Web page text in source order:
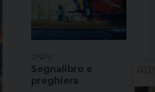
UNPV
Segnalibro e
preghiera